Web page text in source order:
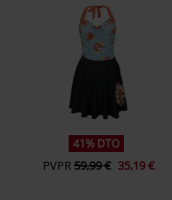
41% DTO
PVPR59,99 € 35,19 €